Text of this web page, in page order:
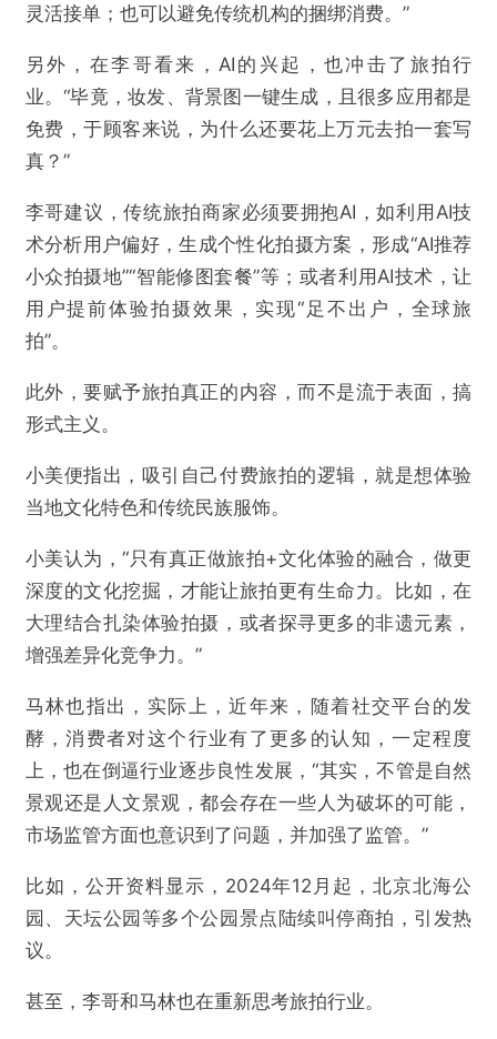
灵活接单；也可以避免传统机构的捆绑消费。”
另外，在李哥看来，AI的兴起，也冲击了旅拍行
业。“毕竟，妆发、背景图一键生成，且很多应用都是
免费，于顾客来说，为什么还要花上万元去拍一套写
真？”
李哥建议，传统旅拍商家必须要拥抱AI，如利用AI技
术分析用户偏好，生成个性化拍摄方案，形成“AI推荐
小众拍摄地”“智能修图套餐”等；或者利用AI技术，让
用户提前体验拍摄效果，实现“足不出户，全球旅
拍”。
此外，要赋予旅拍真正的内容，而不是流于表面，搞
形式主义。
小美便指出，吸引自己付费旅拍的逻辑，就是想体验
当地文化特色和传统民族服饰。
小美认为，“只有真正做旅拍+文化体验的融合，做更
深度的文化挖掘，才能让旅拍更有生命力。比如，在
大理结合扎染体验拍摄，或者探寻更多的非遗元素，
增强差异化竞争力。”
马林也指出，实际上，近年来，随着社交平台的发
酵，消费者对这个行业有了更多的认知，一定程度
上，也在倒逼行业逐步良性发展，“其实，不管是自然
景观还是人文景观，都会存在一些人为破坏的可能，
市场监管方面也意识到了问题，并加强了监管。”
比如，公开资料显示，2024年12月起，北京北海公
园、天坛公园等多个公园景点陆续叫停商拍，引发热
议。
甚至，李哥和马林也在重新思考旅拍行业。